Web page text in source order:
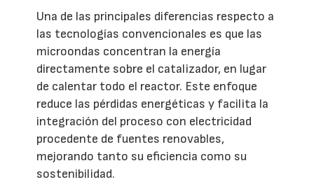
Una de las principales diferencias respecto a
las tecnologías convencionales es que las
microondas concentran la energía
directamente sobre el catalizador, en lugar
de calentar todo el reactor. Este enfoque
reduce las pérdidas energéticas y facilita la
integración del proceso con electricidad
procedente de fuentes renovables,
mejorando tanto su eficiencia como su
sostenibilidad.